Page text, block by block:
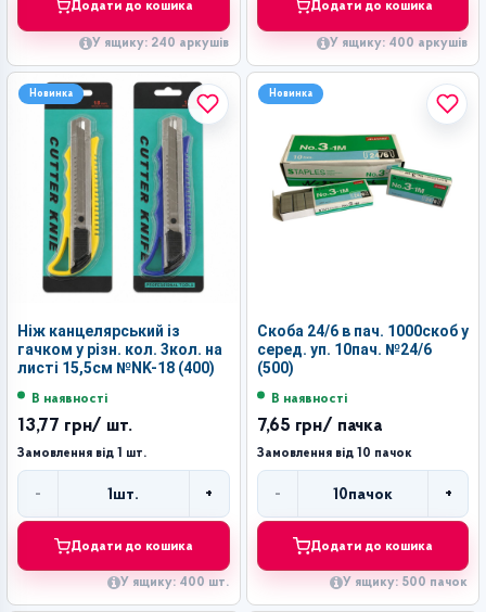
Додати до кошика
У ящику: 240 аркушів
Додати до кошика
У ящику: 400 аркушів
Новинка
Ніж канцелярський із
гачком у різн. кол. 3кол. на
листі 15,5см №NK-18 (400)
В наявності
13,77 грн/ шт.
Замовлення від 1 шт.
- 1 шт. +
Додати до кошика
У ящику: 400 шт.
Новинка
Скоба 24/6 в пач. 1000скоб у
серед. уп. 10пач. №24/6
(500)
В наявності
7,65 грн/ пачка
Замовлення від 10 пачок
- 10пачок +
Додати до кошика
У ящику: 500 пачок